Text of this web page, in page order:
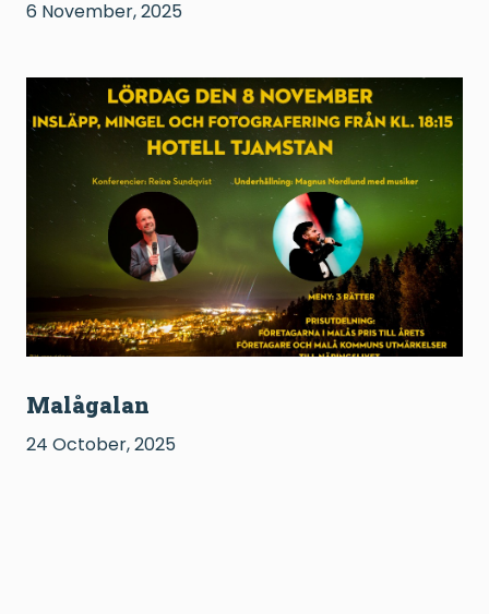
6 November, 2025
Malågalan
24 October, 2025